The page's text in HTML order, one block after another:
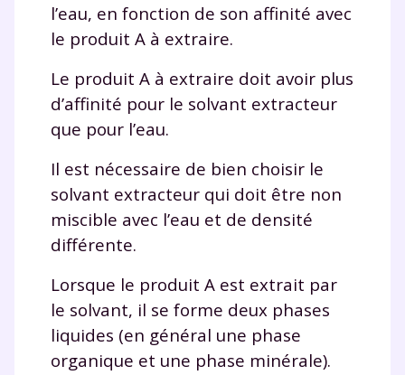
l’eau, en fonction de son affinité avec
le produit A à extraire.
Le produit A à extraire doit avoir plus
d’affinité pour le solvant extracteur
que pour l’eau.
Il est nécessaire de bien choisir le
solvant extracteur qui doit être non
miscible avec l’eau et de densité
différente.
Lorsque le produit A est extrait par
le solvant, il se forme deux phases
liquides (en général une phase
organique et une phase minérale).